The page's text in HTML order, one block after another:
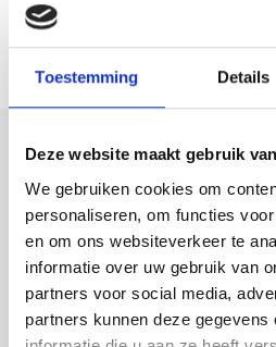
Toestemming Details
Deze website maakt gebruik
We gebruiken cookies om
personaliseren, om functies
en om ons websiteverkeer te
informatie over uw gebruik van
partners voor social media,
partners kunnen deze
Schau auch mal
Entdecke den Rest der Region!
Websites an, um zu sehen, was
Umgebung noch zu bieten hat.